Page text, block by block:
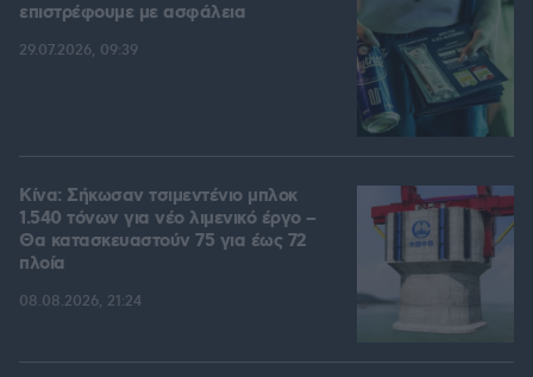
επιστρέφουμε με ασφάλεια
29.07.2026, 09:39
Κίνα: Σήκωσαν τσιμεντένιο μπλοκ
1.540 τόνων για νέο λιμενικό έργο –
Θα κατασκευαστούν 75 για έως 72
πλοία
08.08.2026, 21:24